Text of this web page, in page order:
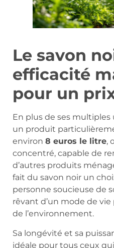
Le savon
efficacité
pour un
En plus de ses multiples
un produit
environ 8 euros le litre,
concentré, capable de
d’autres produits
fait du savon noir un
personne soucieuse de
rêvant d’un mode de
de l’environnement.
Sa longévité et sa
idéale pour tous ceux